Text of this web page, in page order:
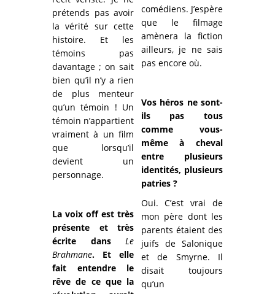
prétends pas avoir
la vérité sur cette
histoire. Et les
témoins pas
davantage ; on sait
bien qu’il n’y a rien
de plus menteur
qu’un témoin ! Un
témoin n’appartient
vraiment à un film
que lorsqu’il
devient un
personnage.
La voix off est très
présente et très
écrite dansLe
Brahmane. Et elle
fait entendre le
rêve de ce que la
comédiens. J’espère
que le filmage
amènera la fiction
ailleurs, je ne sais
pas encore où.
Vos héros ne sont-
ils pas tous
comme vous-
même à cheval
entre plusieurs
identités, plusieurs
patries ?
Oui. C’est vrai de
mon père dont les
parents étaient des
juifs de Salonique
et de Smyrne. Il
disait toujours
qu’un